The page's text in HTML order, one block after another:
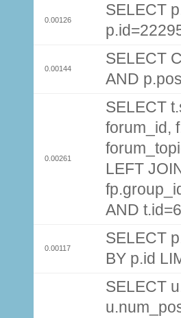
0.00126
SELECT
0.00144
SELECT
AND
0.00261
SELECT
forum_id,
LEFT
AND
0.00117
SELECT
BY p.id
SELECT